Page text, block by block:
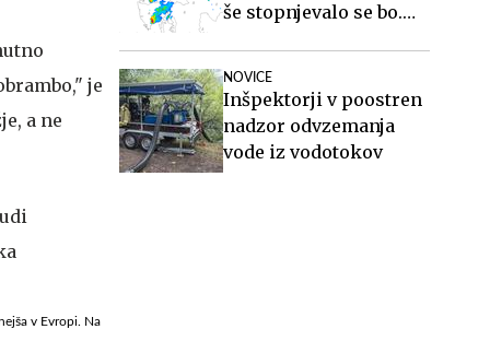
je
a ne
v Evropi. Na
še stopnjevalo se bo.
NOVICE
Inšpektorji v poostren
nadzor odvzemanja
vode iz vodotokov